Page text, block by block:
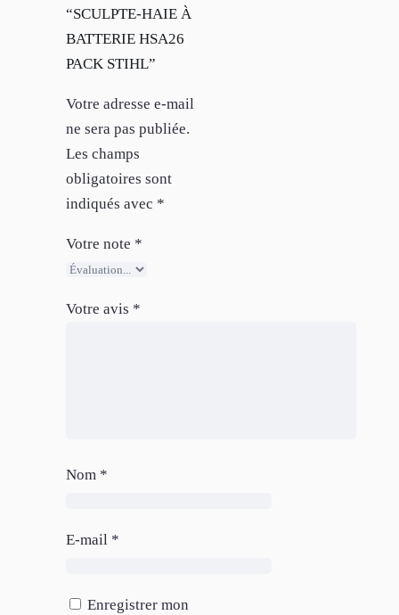
“SCULPTE-HAIE À
BATTERIE HSA26
PACK STIHL”
Votre adresse e-mail
ne sera pas publiée.
Les champs
obligatoires sont
indiqués avec *
Votre note *
Votre avis *
Nom *
E-mail *
Enregistrer mon